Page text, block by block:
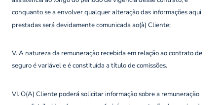
conquanto se a envolver qualquer alteração das informações aqui
prestadas será devidamente comunicada ao(à) Cliente;
V. A natureza da remuneração recebida em relação ao contrato de
seguro é variável e é constituída a título de comissões.
VI. O(A) Cliente poderá solicitar informação sobre a remuneração